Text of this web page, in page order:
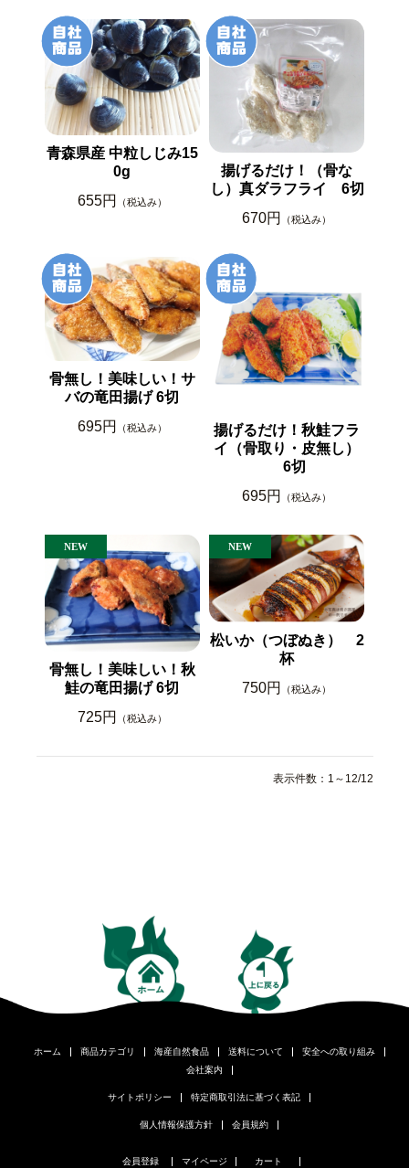
青森県産 中粒しじみ15
0g
655円
（税込み）
揚げるだけ！（骨な
し）真ダラフライ 6切
670円
（税込み）
骨無し！美味しい！サ
バの竜田揚げ 6切
695円
（税込み）
揚げるだけ！秋鮭フラ
イ（骨取り・皮無し）
6切
695円
（税込み）
骨無し！美味しい！秋
鮭の竜田揚げ 6切
725円
（税込み）
松いか（つぼぬき） 2
杯
750円
（税込み）
表示件数：1～12/12
ホーム 商品カテゴリ 海産自然食品 送料について
安全への取り組み
会社案内
サイトポリシー 特定商取引法に基づく表記
個人情報保護方針 会員規約
会員登録 マイページ カート